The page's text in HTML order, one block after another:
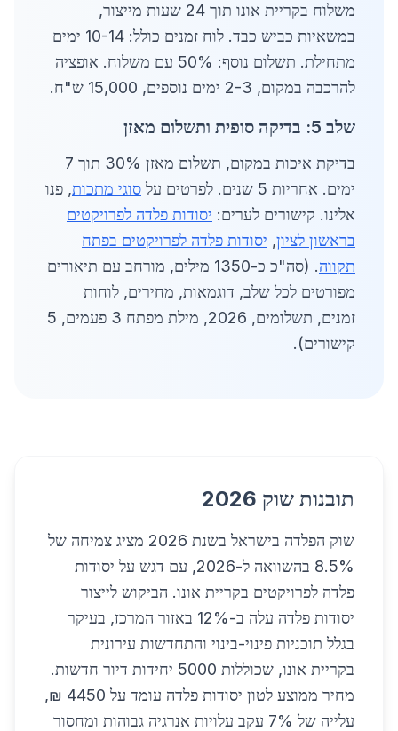
משלוח בקריית אונו תוך 24 שעות מייצור,
במשאיות כביש כבד. לוח זמנים כולל: 10-14 ימים
מתחילת. תשלום נוסף: 50% עם משלוח. אופציה
להרכבה במקום, 2-3 ימים נוספים, 15,000 ש"ח.
שלב 5: בדיקה סופית ותשלום מאזן
בדיקת איכות במקום, תשלום מאזן 30% תוך 7
ימים. אחריות 5 שנים. לפרטים על
סוגי מתכות, פנו
אלינו. קישורים לערים: יסודות פלדה לפרויקטים
בראשון לציון, יסודות פלדה לפרויקטים בפתח
תקווה
. (סה"כ כ-1350 מילים, מורחב עם תיאורים
מפורטים לכל שלב, דוגמאות, מחירים, לוחות
זמנים, תשלומים, 2026, מילת מפתח 3 פעמים, 5
קישורים).
תובנות שוק 2026
שוק הפלדה בישראל בשנת 2026 מציג צמיחה של
8.5% בהשוואה ל-2026, עם דגש על יסודות
פלדה לפרויקטים בקריית אונו. הביקוש לייצור
יסודות פלדה עלה ב-12% באזור המרכז, בעיקר
בגלל תוכניות פינוי-בינוי והתחדשות עירונית
בקריית אונו, שכוללות 5000 יחידות דיור חדשות.
מחיר ממוצע לטון יסודות פלדה עומד על 4450 ₪,
עלייה של 7% עקב עלויות אנרגיה גבוהות ומחסור